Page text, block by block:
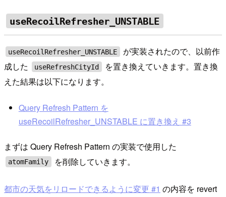
useRecoilRefresher_UNSTABLE
useRecoilRefresher_UNSTABLE
が実装されたので、以前作
成した
useRefreshCityId
を置き換えていきます。置き換
えた結果は以下になります。
Query Refresh Pattern を
useRecoilRefresher_UNSTABLE に置き換え #3
まずは Query Refresh Pattern の実装で使用した
atomFamily を削除していきます。
都市の天気をリロードできるように変更 #1 の内容を revert